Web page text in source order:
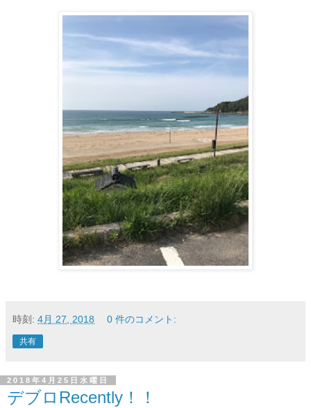
時刻: 4月 27, 2018 0 件のコメント:
共有
2018年4月25日水曜日
デブロRecently！！